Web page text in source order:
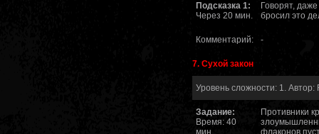
Подсказка 1:
Через 20 мин.
Говорят,
бросил это
Комментарий: -
7. Сухой закон
Уровень сложности: 1. Автор:
Задание:
Время: 40
Противники